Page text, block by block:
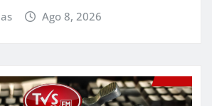
Ago 8, 2026